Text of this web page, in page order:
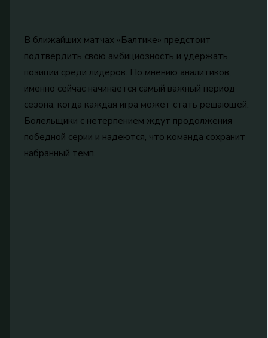
В ближайших матчах «Балтике» предстоит
подтвердить свою амбициозность и удержать
позиции среди лидеров. По мнению аналитиков,
именно сейчас начинается самый важный период
сезона, когда каждая игра может стать решающей.
Болельщики с нетерпением ждут продолжения
победной серии и надеются, что команда сохранит
набранный темп.